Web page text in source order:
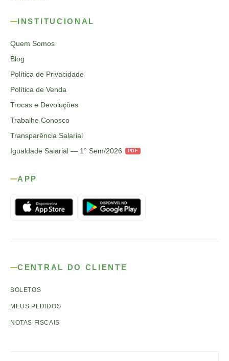
INSTITUCIONAL
Quem Somos
Blog
Política de Privacidade
Política de Venda
Trocas e Devoluções
Trabalhe Conosco
Transparência Salarial
Igualdade Salarial — 1° Sem/2026
PDF
APP
CENTRAL DO CLIENTE
BOLETOS
MEUS PEDIDOS
NOTAS FISCAIS